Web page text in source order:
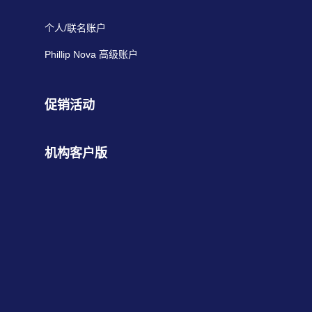
个人/联名账户
Phillip Nova 高级账户
促销活动
机构客户版